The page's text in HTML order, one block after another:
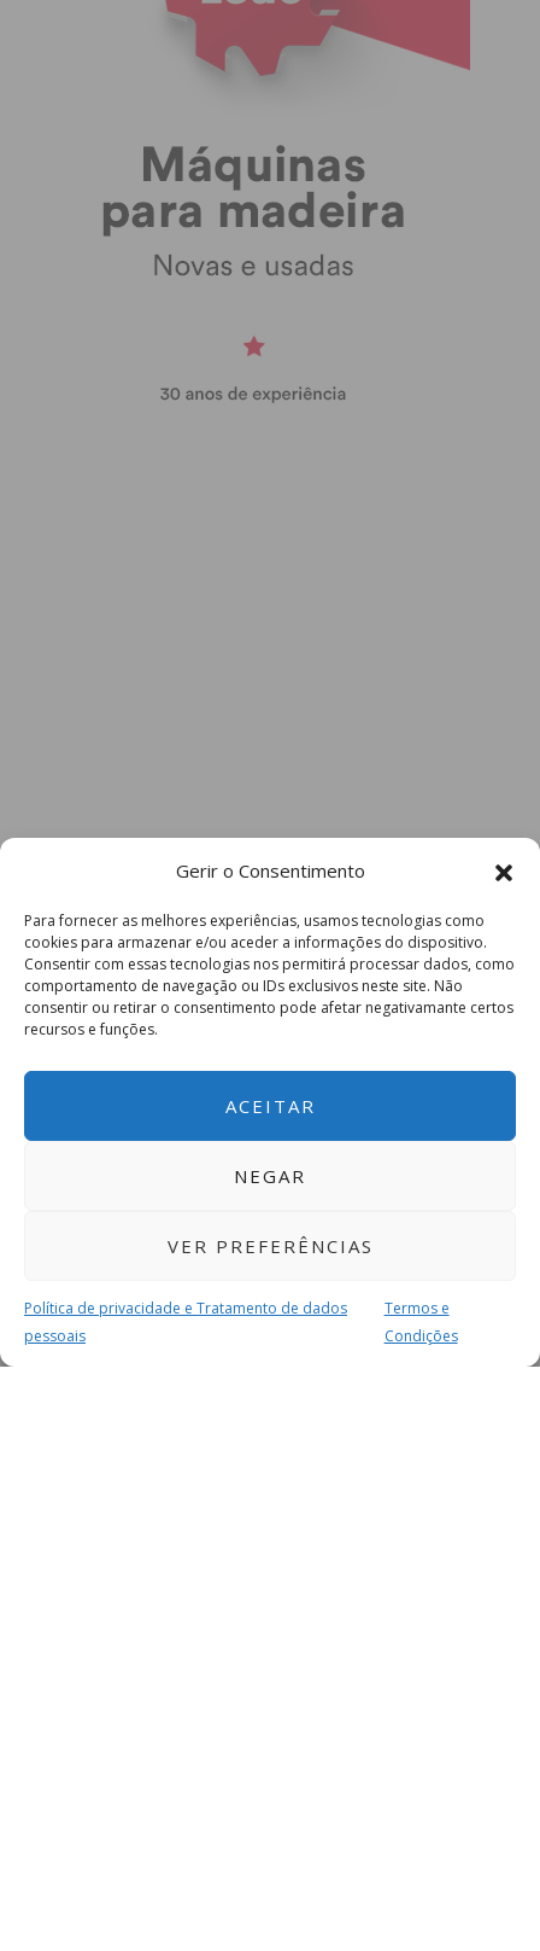
Gerir o Consentimento
Para fornecer as melhores experiências, usamos tecnologias como
cookies para armazenar e/ou aceder a informações do dispositivo.
Consentir com essas tecnologias nos permitirá processar dados, como
comportamento de navegação ou IDs exclusivos neste site. Não
consentir ou retirar o consentimento pode afetar negativamante certos
recursos e funções.
ACEITAR
NEGAR
VER PREFERÊNCIAS
Política de privacidade e Tratamento de dados
pessoais
Termos e
Condições